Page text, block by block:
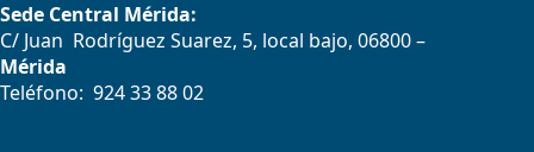
Sede Central Mérida:
C/ Juan Rodríguez Suarez, 5, local bajo, 06800 –
Mérida
Teléfono: 924 33 88 02